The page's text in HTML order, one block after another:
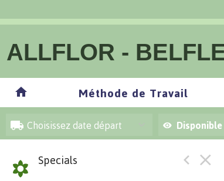
ALLFLOR -
Méthode de Travail
Choisissez date départ Disponible
Specials